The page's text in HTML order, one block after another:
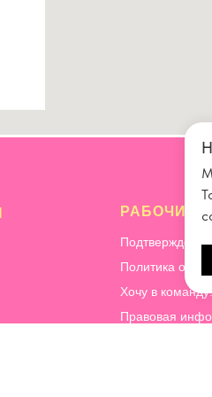
РАБОЧИЕ
Подтверждение
Политика
Хочу в команду!
Правовая